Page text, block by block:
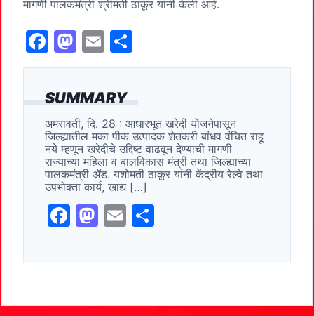
SUMMARY
अमरावती, दि. 28 : आधारभूत खरेदी योजनेपासून
जिल्ह्यातील मका पीक उत्पादक शेतकरी बांधव वंचित राहू
नये म्हणून खरेदीचे उद्दिष्ट वाढवून देण्याची मागणी
राज्याच्या महिला व बालविकास मंत्री तथा जिल्ह्याच्या
पालकमंत्री ॲड. यशोमती ठाकूर यांनी केंद्रीय रेल्वे तथा
उपभोक्ता कार्य, खाद्य […]
F
c
b
M
st
d
E
ai ar
मागणी पालकमंत्री श्रीमती ठाकूर यांनी केली आहे.
F
a
c
e
b
o
o
k
M
a
st
o
d
o
n
E
m
ai
l
h